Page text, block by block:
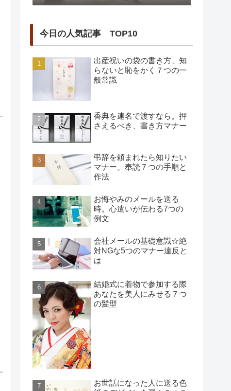
今日の人気記事 TOP10
出産祝いの袋の書き方、知
らないと恥をかく７つの一
般常識
香典を連名で渡すなら。押
さえるべき、書き方マナー
弔辞を頼まれたら知りたい
マナー。奉読７つの手順と
作法
お悔やみのメールを送る
時。心遣いが伝わる7つの
例文
会社メールの基礎意識☆絶
対NGな5つのマナー違反と
は
結婚式に着物で参加する際
あなたを美人にみせる７つ
の髪型
お世話になった人に送る色